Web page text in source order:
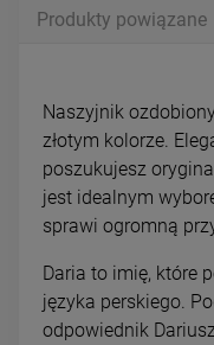
Produkty powiązane
Naszyjnik
złotym kolorze.
poszukujesz
jest idealnym
sprawi ogromną
Daria to imię, które
języka perskiego.
odpowiednik